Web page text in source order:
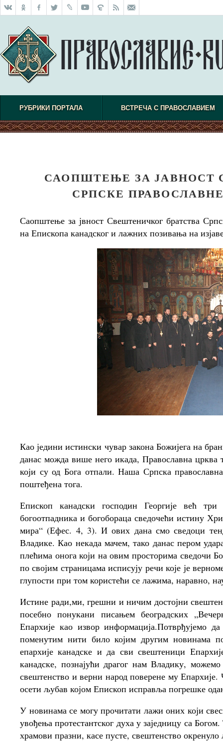
РУБРИКИ ПОРТАЛА ВСТРЕЧА С ПРАВОСЛАВИЕМ
САОПШТЕЊЕ ЗА ЈАВНОСТ
СРПСКЕ
Саопштење за јвност Свештеничког братства
на Епископа канадског и лажних позивања на
Као једини истински чувар закона Божијега на
данас можда више него икада, Православна
који су од Бога отпали. Наша Српска
поштеђена тога.
Епископ канадски господин Георгије већ
богоотпадника и богобораца сведочећи истину
мира“ (Ефес. 4, 3). И ових дана смо сведоци
Владике. Као некада мачем, тако данас пером
плећима онога који на овим просторима сведочи
по својим страницама исписују речи које је
глупости при том користећи се лажима, наравно,
Истине ради,ми, грешни и ничим достојни
посебно понукани писањем београдских
Епархије као извор информација.Потврђујемо
поменутим нити било којим другим новинама
епархије канадске и да сви свештеници
канадске, познајући драгог нам Владику,
свештенство и верни народ поверене му
осети љубав којом Епископ исправља погрешке
У новинама се могу прочитати лажи оних који
увођења протестантског духа у заједницу са
храмови празни, касе пусте, свештенство